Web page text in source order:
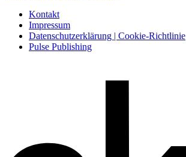
Kontakt
Impressum
Datenschutzerklärung | Cookie-Richtlinie
Pulse Publishing